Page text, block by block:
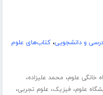
و دانشجویی،کتاب‌های علوم
خانگی علوم، محمد علیزاده،
علوم، فیزیک، علوم تجربی،